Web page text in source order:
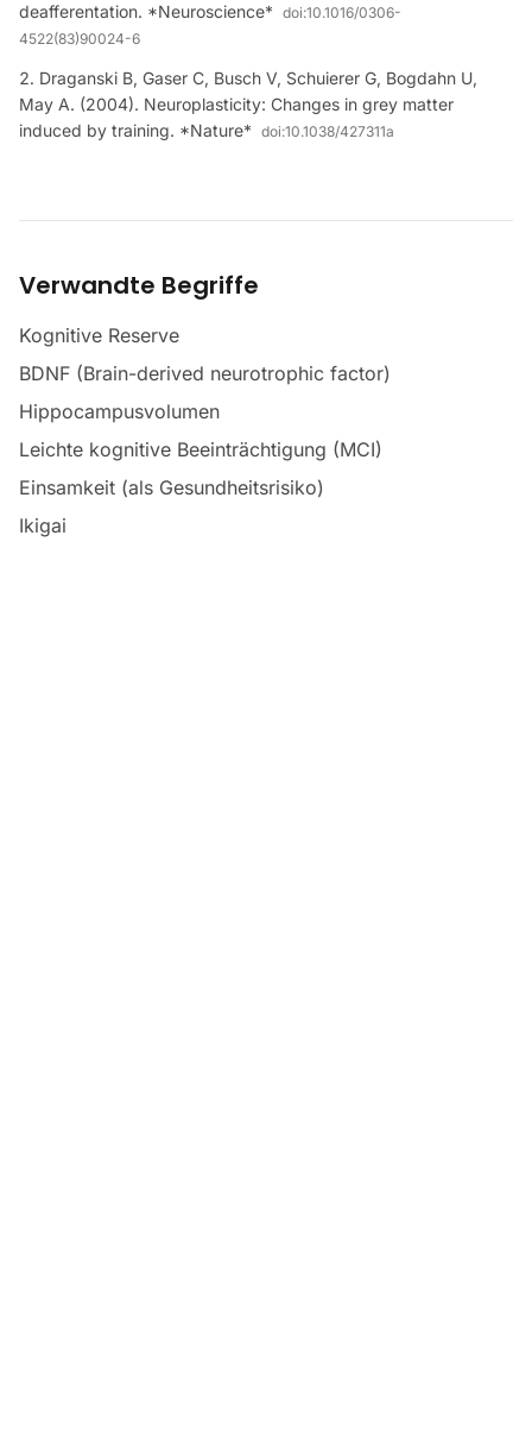
deafferentation. *Neuroscience* doi:10.1016/0306-
4522(83)90024-6
Draganski B, Gaser C, Busch V, Schuierer G, Bogdahn U,
May A. (2004). Neuroplasticity: Changes in grey matter
induced by training. *Nature* doi:10.1038/427311a
Verwandte Begriffe
Kognitive Reserve
BDNF (Brain-derived neurotrophic factor)
Hippocampusvolumen
Leichte kognitive Beeinträchtigung (MCI)
Einsamkeit (als Gesundheitsrisiko)
Ikigai